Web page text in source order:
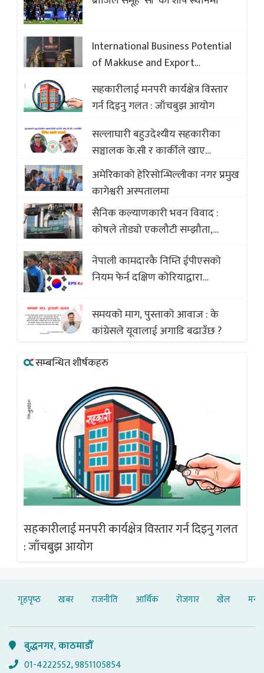
International Business Potential
of Makkuse and Export
Opportunities of Nepali Sweets
with Global Comparison to
Baklava
सहकारीलाई मनपरी कार्यक्षेत्र विस्तार
गर्न दिइनु गलत : जाँचबुझ आयोग
सल्लाघारी बहुउदेश्यीय सहकारीका
सञ्चालक के.सी र कार्कीले खाए
सदस्यको करोडौं बचत
अमेरिकाको हेरिसोन्भिल्लीका नगर प्रमुख
कागेश्वरी अस्पतालमा
सैनिक कल्याणकारी भवन विवाद :
कोषले तोड्यो एकलौटी सम्झौता,
(भिडियो)
नेपाली कामदारकै निम्ति ईपीएसको
नियम फेर्न दक्षिण कोरियाद्वारा
समयको माग, पुस्ताको आवाज : के
कांग्रेसले यूवालाई अगाडि बढाउँछ ?
सम्बन्धित शीर्षकहरु
सहकारीलाई मनपरी कार्यक्षेत्र विस्तार गर्न दिइनु गलत
: जाँचबुझ आयोग
गृहपृष्‍ठ खबर राजनीति आर्थिक रोजगार खेल
बुद्धनगर, काठमाडौँ
01-4222552, 9851105854